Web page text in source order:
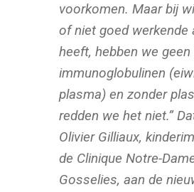
voorkomen. Maar bij
of niet goed werkende
heeft, hebben we
immunoglobulinen
plasma) en zonder
redden we het niet.”
Olivier Gilliaux,
de Clinique Notre-
Gosselies, aan de